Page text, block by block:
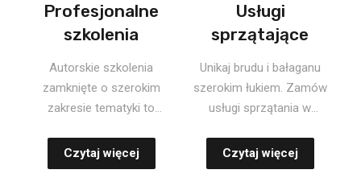
Profesjonalne
szkolenia
Autorskie szkolenia
zamknięte o szerokim
zakresie tematyki to
firmy!...
Czytaj więcej
Usługi
sprzątające
Unikaj brudu i bałaganu
szerokim łukiem. Zamów
usługi sprzątania w
Czytaj więcej